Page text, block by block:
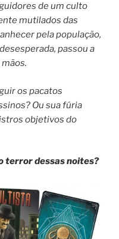
de um culto
mutilados das
pela população,
passou a
os pacatos
Ou sua fúria
objetivos do
terror dessas noites?